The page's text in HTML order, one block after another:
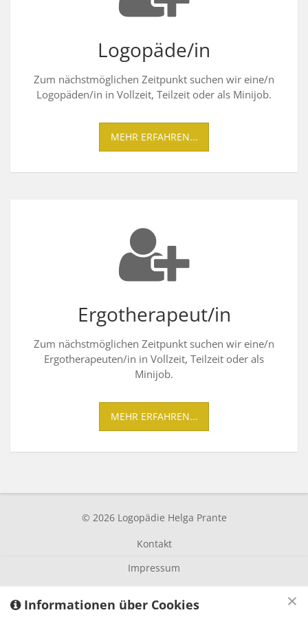
Logopäde/in
Zum nächstmöglichen Zeitpunkt suchen wir eine/n
Logopäden/in in Vollzeit, Teilzeit oder als Minijob.
MEHR ERFAHREN...
Ergotherapeut/in
Zum nächstmöglichen Zeitpunkt suchen wir eine/n
Ergotherapeuten/in in Vollzeit, Teilzeit oder als
Minijob.
MEHR ERFAHREN...
© 2026 Logopädie Helga Prante
Kontakt
Impressum
×
Informationen über Cookies